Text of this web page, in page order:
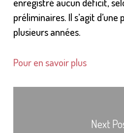
préliminaires. Il s’agit
plusieurs années.
Pour en savoir plus
Next